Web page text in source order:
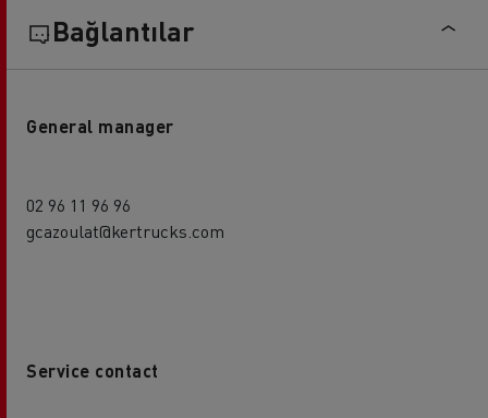
Bağlantılar
General manager
02 96 11 96 96
gcazoulat@kertrucks.com
Service contact